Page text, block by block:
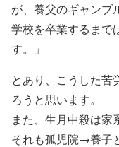
が、養父のギャンブ
学校を卒業するまで
す。」
とあり、こうした苦
ろうと思います。
また、生月中殺は家
それも孤児院→養子